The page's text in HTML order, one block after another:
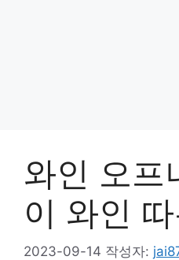
와인 오프
이 와인
2023-09-14 작성자: